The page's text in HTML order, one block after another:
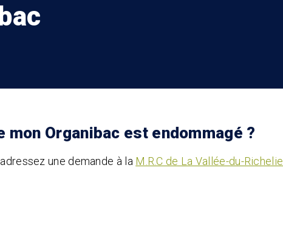
Organibac est endommagé ?
une demande à la M.R.C de La Vallée-du-